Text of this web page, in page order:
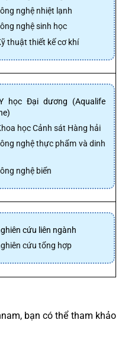
nghệ nhiệt lạnh
nghệ sinh học
thuật thiết kế cơ khí
học Đại dương (Aqualife
học Cảnh sát Hàng hải
nghệ thực phẩm và dinh
nghệ biển
cứu liên ngành
cứu tổng hợp
bạn có thể tham khảo